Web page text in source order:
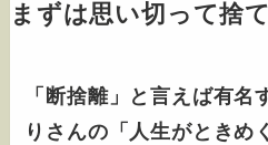
まずは思い切って捨
「断捨離」と言えば有名
りさんの「人生がときめ